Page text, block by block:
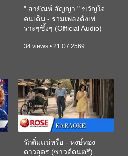
" สายัณห์ สัญญา " ขวัญใจ
คนเดิม - รวมเพลงดังเพ
ราะๆซึ้งๆ (Official Audio)
34 views • 21.07.2569
รักติ๋มแน่หรือ - หงษ์ทอง
ดาวอุดร (ซาวด์ดนตรี)